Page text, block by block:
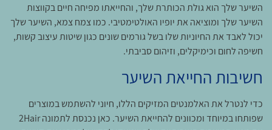
השיער שלך הוא גולת הכותרת שלך, והחייאתו מפיחה חיים בקווצות
השיער שלך ומוציאה את יופיו האולטימטיבי. כמו צמח צמא, השיער שלך
יכול לאבד את החיוניות שלו בשל גורמים שונים כגון שיטות עיצוב קשות,
חשיפה לחום וכימיקלים, וזיהום סביבתי.
חשיבות החייאת השיער
כדי לנטרל את האלמנטים המזיקים הללו, חיוני להשתמש במוצרים
שפותחו במיוחד ומכוונים להחייאת השיער. כאן נכנסת לתמונה 2Hair